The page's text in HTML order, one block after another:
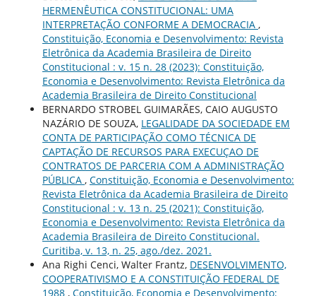
HERMENÊUTICA CONSTITUCIONAL: UMA
INTERPRETAÇÃO CONFORME A DEMOCRACIA ,
Constituição, Economia e Desenvolvimento: Revista
Eletrônica da Academia Brasileira de Direito
Constitucional : v. 15 n. 28 (2023): Constituição,
Economia e Desenvolvimento: Revista Eletrônica da
Academia Brasileira de Direito Constitucional
BERNARDO STROBEL GUIMARÃES, CAIO AUGUSTO
NAZÁRIO DE SOUZA, LEGALIDADE DA SOCIEDADE EM
CONTA DE PARTICIPAÇÃO COMO TÉCNICA DE
CAPTAÇÃO DE RECURSOS PARA EXECUÇAO DE
CONTRATOS DE PARCERIA COM A ADMINISTRAÇÃO
PÚBLICA , Constituição, Economia e Desenvolvimento:
Revista Eletrônica da Academia Brasileira de Direito
Constitucional : v. 13 n. 25 (2021): Constituição,
Economia e Desenvolvimento: Revista Eletrônica da
Academia Brasileira de Direito Constitucional.
Curitiba, v. 13, n. 25, ago./dez. 2021.
Ana Righi Cenci, Walter Frantz, DESENVOLVIMENTO,
COOPERATIVISMO E A CONSTITUIÇÃO FEDERAL DE
1988 , Constituição, Economia e Desenvolvimento: